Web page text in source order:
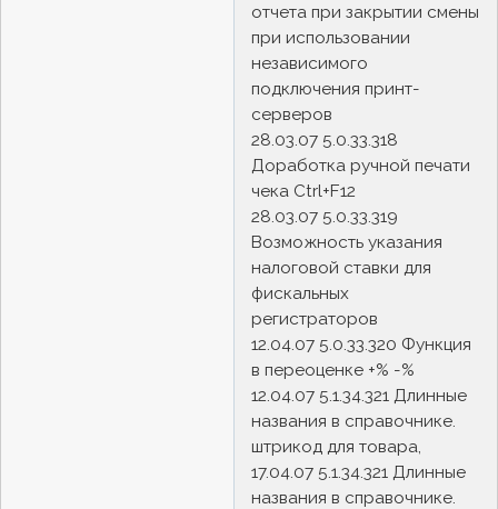
отчета при закрытии смены
при использовании
независимого
подключения принт-
серверов
28.03.07 5.0.33.318
Доработка ручной печати
чека Ctrl+F12
28.03.07 5.0.33.319
Возможность указания
налоговой ставки для
фискальных
регистраторов
12.04.07 5.0.33.320 Функция
в переоценке +% -%
12.04.07 5.1.34.321 Длинные
названия в справочнике.
штрикод для товара,
17.04.07 5.1.34.321 Длинные
названия в справочнике.